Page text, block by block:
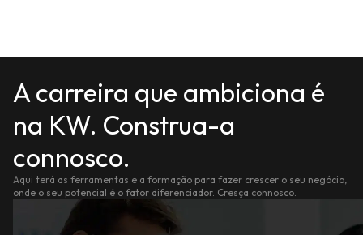
A carreira que ambiciona é
na KW. Construa-a
connosco.
Aqui terá as ferramentas e a formação para fazer crescer o seu negócio,
onde o seu potencial é o fator diferenciador. Cresça connosco.